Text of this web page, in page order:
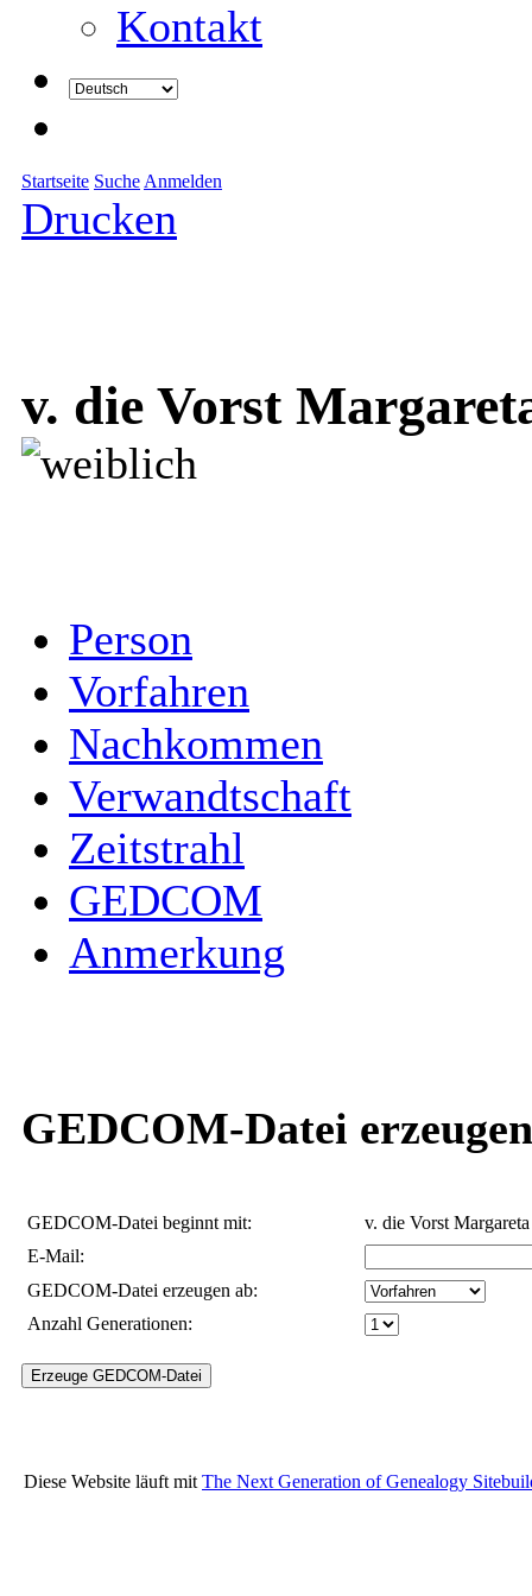
Kontakt
Startseite Suche Anmelden
Drucken
v. die Vorst
Person
Vorfahren
Nachkommen
Verwandtschaft
Zeitstrahl
GEDCOM
Anmerkung
GEDCOM-Datei erzeugen
GEDCOM-Datei beginnt mit:
v. die Vorst Margareta
E-Mail:
GEDCOM-Datei erzeugen ab:
Anzahl Generationen:
Diese Website läuft mit The Next Generation of Genealogy